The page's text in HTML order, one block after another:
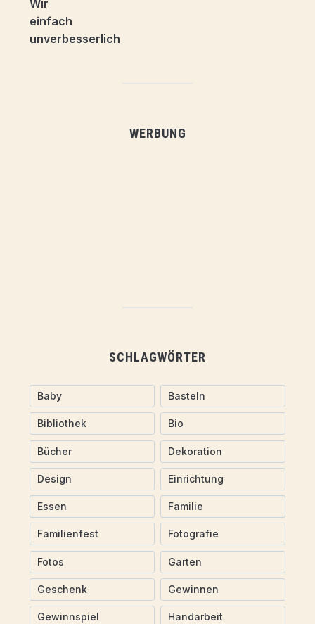
WERBUNG
SCHLAGWÖRTER
Baby Basteln
Bibliothek Bio
Bücher Dekoration
Design Einrichtung
Essen Familie
Familienfest Fotografie
Fotos Garten
Geschenk Gewinnen
Gewinnspiel Handarbeit